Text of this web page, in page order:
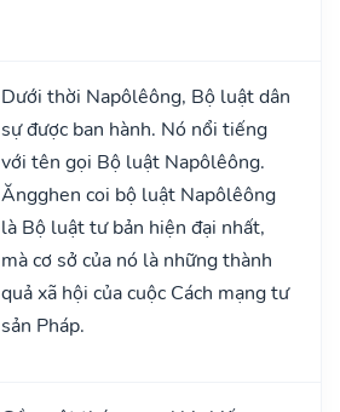
Dưới thời Napôlêông, Bộ luật dân
sự được ban hành. Nó nổi tiếng
với tên gọi Bộ luật Napôlêông.
Ăngghen coi bộ luật Napôlêông
là Bộ luật tư bản hiện đại nhất,
mà cơ sở của nó là những thành
quả xã hội của cuộc Cách mạng tư
sản Pháp.